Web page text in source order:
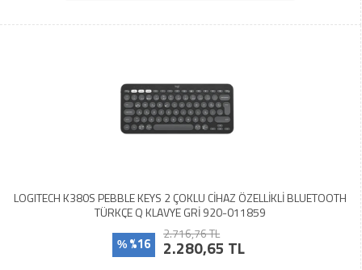
LOGITECH K380S PEBBLE KEYS 2 ÇOKLU CİHAZ ÖZELLİKLİ BLUETOOTH
TÜRKÇE Q KLAVYE GRİ 920-011859
% %16
2.716,76 TL
2.280,65 TL